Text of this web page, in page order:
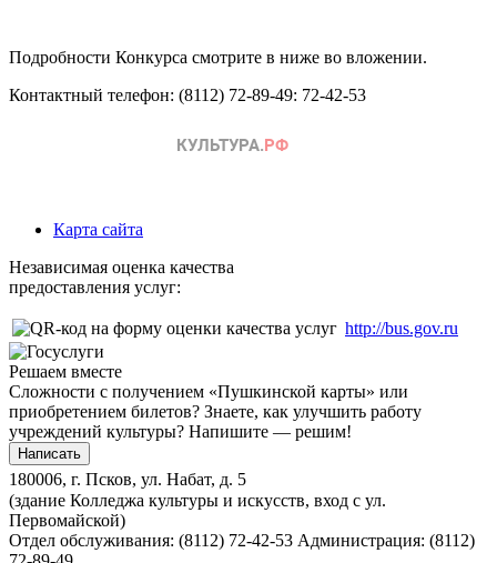
Подробности Конкурса смотрите в ниже во вложении.
Контактный телефон: (8112) 72-89-49: 72-42-53
Карта сайта
Независимая оценка качества
предоставления услуг:
http://bus.gov.ru
Решаем вместе
Сложности с получением «Пушкинской карты» или
приобретением билетов? Знаете, как улучшить работу
учреждений культуры? Напишите — решим!
Написать
180006, г. Псков, ул. Набат, д. 5
(здание Колледжа культуры и искусств, вход с ул.
Первомайской)
Отдел обслуживания: (8112) 72-42-53 Администрация: (8112)